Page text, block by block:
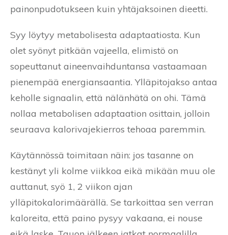
painonpudotukseen kuin yhtäjaksoinen dieetti.
Syy löytyy metabolisesta adaptaatiosta. Kun
olet syönyt pitkään vajeella, elimistö on
sopeuttanut aineenvaihduntansa vastaamaan
pienempää energiansaantia. Ylläpitojakso antaa
keholle signaalin, että nälänhätä on ohi. Tämä
nollaa metabolisen adaptaation osittain, jolloin
seuraava kalorivajekierros tehoaa paremmin.
Käytännössä toimitaan näin: jos tasanne on
kestänyt yli kolme viikkoa eikä mikään muu ole
auttanut, syö 1, 2 viikon ajan
ylläpitokalorimäärällä. Se tarkoittaa sen verran
kaloreita, että paino pysyy vakaana, ei nouse